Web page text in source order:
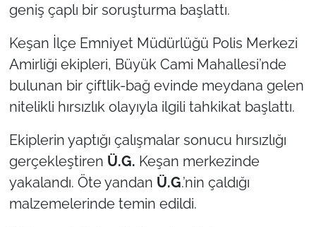
geniş çaplı bir soruşturma başlattı.
Keşan İlçe Emniyet Müdürlüğü Polis Merkezi
Amirliği ekipleri, Büyük Cami Mahallesi’nde
bulunan bir çiftlik-bağ evinde meydana gelen
nitelikli hırsızlık olayıyla ilgili tahkikat başlattı.
Ekiplerin yaptığı çalışmalar sonucu hırsızlığı
gerçekleştiren Ü.G. Keşan merkezinde
yakalandı. Öte yandan Ü.G.’nin çaldığı
malzemelerinde temin edildi.
Güvenlik
Genel
Politika
Dış Haberler
Magazin